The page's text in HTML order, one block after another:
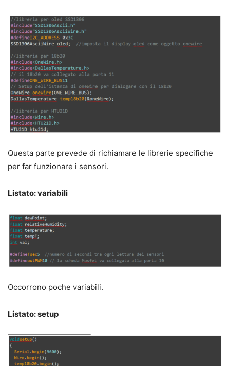
Questa parte prevede di richiamare le librerie specifiche
per far funzionare i sensori.
Listato: variabili
Occorrono poche variabili.
Listato: setup